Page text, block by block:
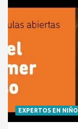
EXPERTOS EN